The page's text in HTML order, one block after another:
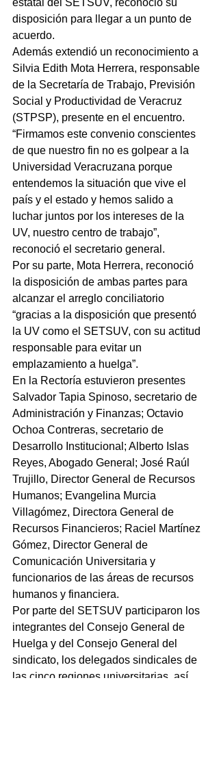
estatal del SETSUV, reconoció su
disposición para llegar a un punto de
acuerdo.
Además extendió un reconocimiento a
Silvia Edith Mota Herrera, responsable
de la Secretaría de Trabajo, Previsión
Social y Productividad de Veracruz
(STPSP), presente en el encuentro.
​“Firmamos este convenio conscientes
de que nuestro fin no es golpear a la
Universidad Veracruzana porque
entendemos la situación que vive el
país y el estado y hemos salido a
luchar juntos por los intereses de la
UV, nuestro centro de trabajo”,
reconoció el secretario general.
​Por su parte, Mota Herrera, reconoció
la disposición de ambas partes para
alcanzar el arreglo conciliatorio
“gracias a la disposición que presentó
la UV como el SETSUV, con su actitud
responsable para evitar un
emplazamiento a huelga”.
En la Rectoría estuvieron presentes
Salvador Tapia Spinoso, secretario de
Administración y Finanzas; Octavio
Ochoa Contreras, secretario de
Desarrollo Institucional; Alberto Islas
Reyes, Abogado General; José Raúl
Trujillo, Director General de Recursos
Humanos; Evangelina Murcia
Villagómez, Directora General de
Recursos Financieros; Raciel Martínez
Gómez, Director General de
Comunicación Universitaria y
funcionarios de las áreas de recursos
humanos y financiera.
Por parte del SETSUV participaron los
integrantes del Consejo General de
Huelga y del Consejo General del
sindicato, los delegados sindicales de
las cinco regiones universitarias, así